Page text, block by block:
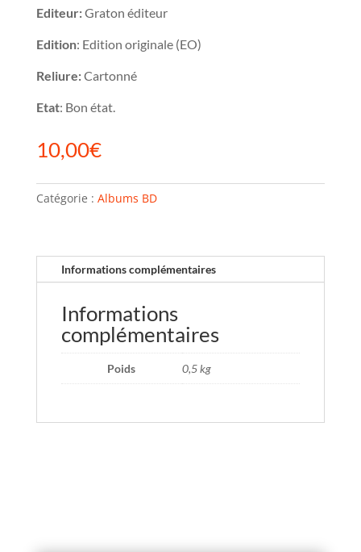
Editeur:Graton éditeur
Edition: Edition originale (EO)
Reliure:Cartonné
Etat: Bon état.
10,00€
Catégorie : Albums BD
Informations complémentaires
Informations
complémentaires
Poids 0,5 kg